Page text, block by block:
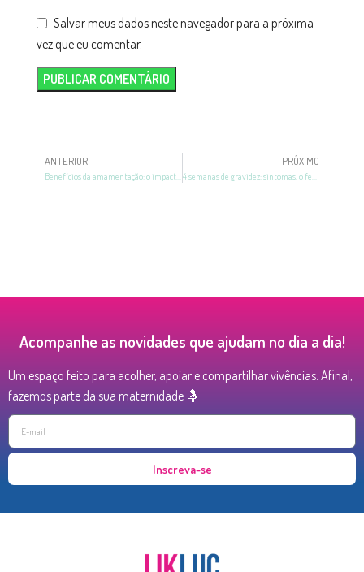
Salvar meus dados neste navegador para a próxima
vez que eu comentar.
ANTERIOR
Benefícios da amamentação: o impacto na vida de mãe e bebê
PRÓXIMO
4 semanas de gravidez: sintomas, o feto e cuidados!
Acompanhe as novidades que ajudam no dia a dia!
Um espaço feito para acolher, apoiar e compartilhar vivências. Afinal,
fazemos parte da sua maternidade 🤱
Inscreva-se